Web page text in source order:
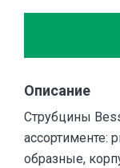
Описание
Струбцины
ассортименте:
образные,